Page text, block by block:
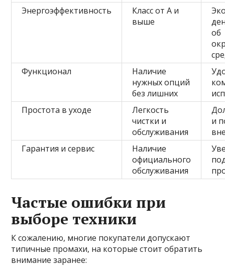
Энергоэффективность
Класс от А и
выше
об
Функционал
Наличие
нужных опций
без лишних
Простота в уходе
Легкость
чистки и
обслуживания
и
Гарантия и сервис
Наличие
официального
обслуживания
Частые ошибки при
выборе техники
К сожалению, многие покупатели допускают
типичные промахи, на которые стоит обратить
внимание заранее: